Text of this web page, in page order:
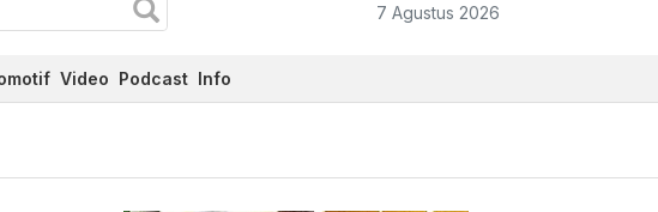
7 Agustus 2026
Video Podcast Info